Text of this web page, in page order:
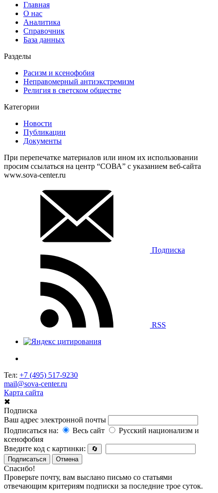
Главная
О нас
Аналитика
Справочник
База данных
Разделы
Расизм и ксенофобия
Неправомерный антиэкстремизм
Религия в светском обществе
Категории
Новости
Публикации
Документы
При перепечатке материалов или ином их использовании
просим ссылаться на центр “СОВА” с указанием веб-сайта
www.sova-center.ru
Подписка
RSS
Тел: +7 (495) 517-9230
mail@sova-center.ru
Карта сайта
✖
Подписка
Ваш адрес электронной почты
Подписаться на:
Весь сайт
Русский национализм и
ксенофобия
Введите код с картинки:
🔄
Подписаться
Отмена
Спасибо!
Проверьте почту, вам выслано письмо со статьями
отвечающим критериям подписки за последние трое суток.